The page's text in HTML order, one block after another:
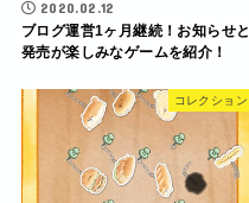
2020.02.12
ブログ運営1ヶ月継続！お知らせと
発売が楽しみなゲームを紹介！
コレクション